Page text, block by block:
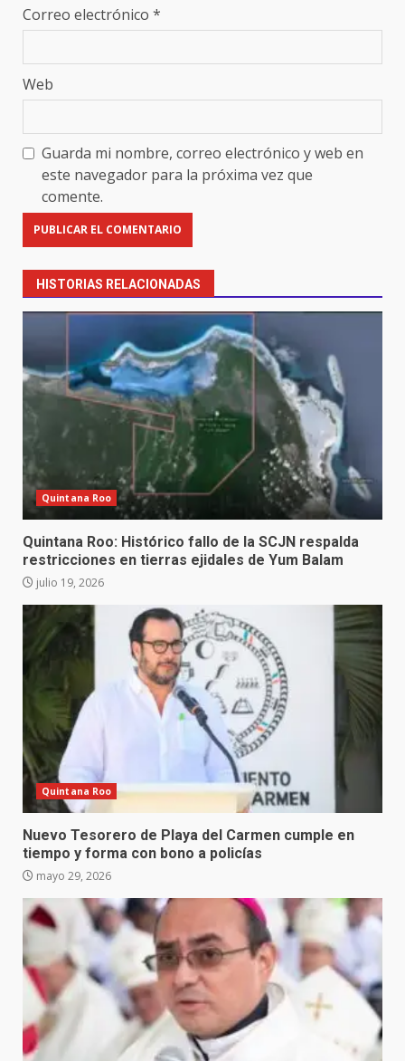
Correo electrónico *
Web
Guarda mi nombre, correo electrónico y web en
este navegador para la próxima vez que
comente.
HISTORIAS RELACIONADAS
Quintana Roo
Quintana Roo: Histórico fallo de la SCJN respalda
restricciones en tierras ejidales de Yum Balam
julio 19, 2026
Quintana Roo
Nuevo Tesorero de Playa del Carmen cumple en
tiempo y forma con bono a policías
mayo 29, 2026